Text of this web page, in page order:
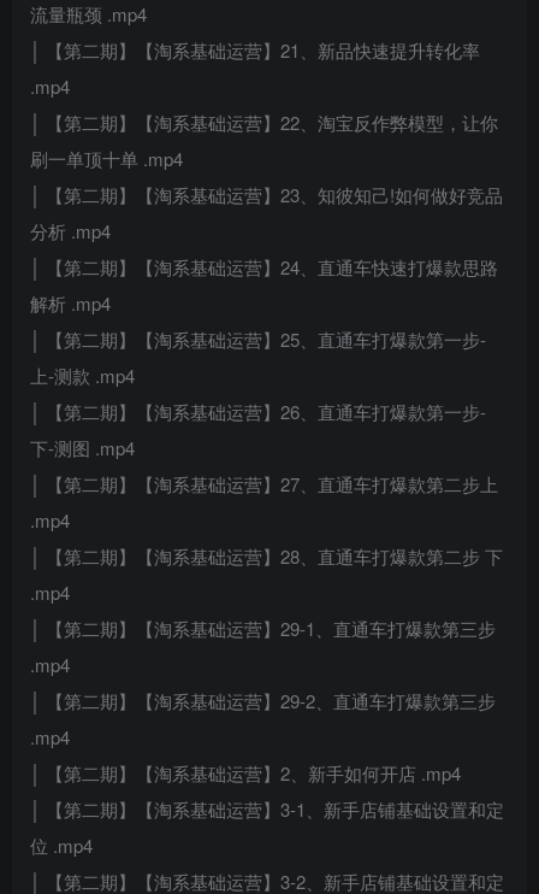
流量瓶颈 .mp4
│ 【第二期】【淘系基础运营】21、新品快速提升转化率
.mp4
│ 【第二期】【淘系基础运营】22、淘宝反作弊模型，让你
刷一单顶十单 .mp4
│ 【第二期】【淘系基础运营】23、知彼知己!如何做好竞品
分析 .mp4
│ 【第二期】【淘系基础运营】24、直通车快速打爆款思路
解析 .mp4
│ 【第二期】【淘系基础运营】25、直通车打爆款第一步-
上-测款 .mp4
│ 【第二期】【淘系基础运营】26、直通车打爆款第一步-
下-测图 .mp4
│ 【第二期】【淘系基础运营】27、直通车打爆款第二步上
.mp4
│ 【第二期】【淘系基础运营】28、直通车打爆款第二步 下
.mp4
│ 【第二期】【淘系基础运营】29-1、直通车打爆款第三步
.mp4
│ 【第二期】【淘系基础运营】29-2、直通车打爆款第三步
.mp4
│ 【第二期】【淘系基础运营】2、新手如何开店 .mp4
│ 【第二期】【淘系基础运营】3-1、新手店铺基础设置和定
位 .mp4
│ 【第二期】【淘系基础运营】3-2、新手店铺基础设置和定